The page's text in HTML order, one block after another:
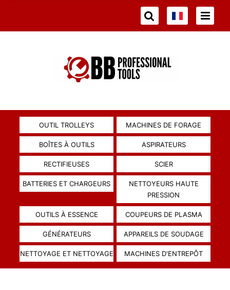
OUTIL TROLLEYS MACHINES DE FORAGE
BOÎTES À OUTILS ASPIRATEURS
RECTIFIEUSES SCIER
BATTERIES ET CHARGEURS
NETTOYEURS HAUTE
PRESSION
OUTILS À ESSENCE COUPEURS DE PLASMA
GÉNÉRATEURS APPAREILS DE SOUDAGE
NETTOYAGE ET NETTOYAGE MACHINES D'ENTREPÔT